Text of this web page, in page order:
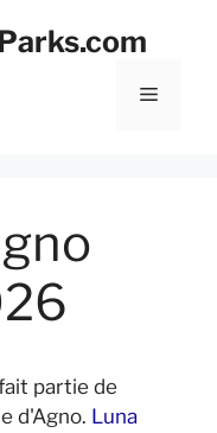
Menu
partie de
d'Agno. Luna